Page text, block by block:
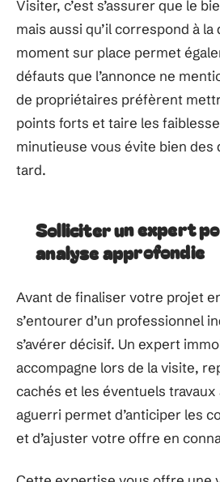
Visiter, c’est s’assurer que le
mais aussi qu’il correspond à
moment sur place permet
défauts que l’annonce ne
de propriétaires préfèrent
points forts et taire les
minutieuse vous évite bien des
tard.
Solliciter un expert
analyse approfondie
Avant de finaliser votre projet
s’entourer d’un professionnel
s’avérer décisif. Un expert
accompagne lors de la visite,
cachés et les éventuels
aguerri permet d’anticiper les
et d’ajuster votre offre en